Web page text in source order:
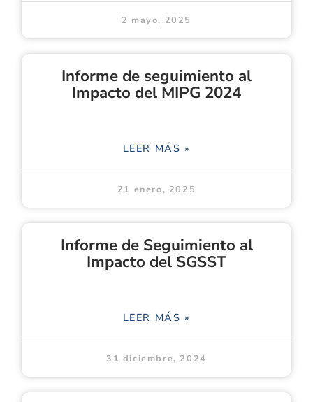
2 mayo, 2025
Informe de seguimiento al
Impacto del MIPG 2024
LEER MÁS »
21 enero, 2025
Informe de Seguimiento al
Impacto del SGSST
LEER MÁS »
31 diciembre, 2024